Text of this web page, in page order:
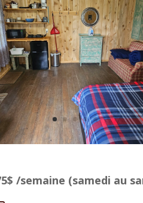
/semaine (samedi au